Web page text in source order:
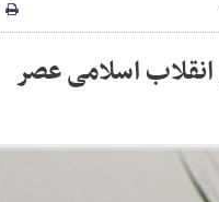
انقلاب اسلامی عصر